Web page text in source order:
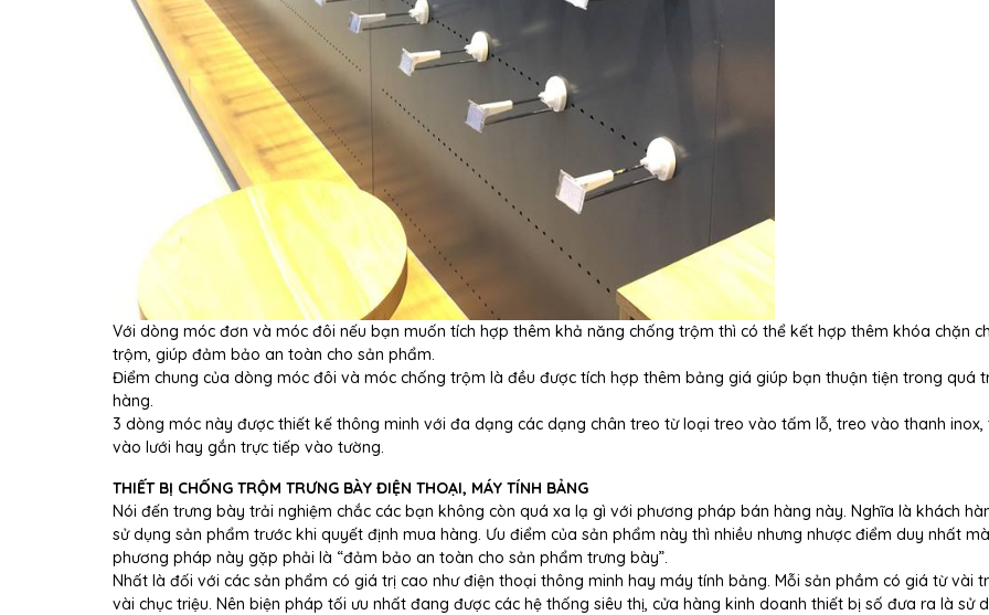
Với dòng móc đơn và móc đôi nếu bạn muốn tích hợp thêm khả năng chống trộm thì có thể kết hợp thêm khóa chặn
trộm, giúp đảm bảo an toàn cho sản phẩm.
Điểm chung của dòng móc đôi và móc chống trộm là đều được tích hợp thêm bảng giá giúp bạn thuận tiện trong quá
hàng.
3 dòng móc này được thiết kế thông minh với đa dạng các dạng chân treo từ loại treo vào tấm lỗ, treo vào thanh inox,
vào lưới hay gắn trực tiếp vào tường.
THIẾT BỊ CHỐNG TRỘM TRƯNG BÀY ĐIỆN THOẠI, MÁY TÍNH BẢNG
Nói đến trưng bày trải nghiệm chắc các bạn không còn quá xa lạ gì với phương pháp bán hàng này. Nghĩa là khách
sử dụng sản phẩm trước khi quyết định mua hàng. Ưu điểm của sản phẩm này thì nhiều nhưng nhược điểm duy nhất mà
phương pháp này gặp phải là “đảm bảo an toàn cho sản phẩm trưng bày”.
Nhất là đối với các sản phẩm có giá trị cao như điện thoại thông minh hay máy tính bảng. Mỗi sản phầm có giá từ vài
vài chục triệu. Nên biện pháp tối ưu nhất đang được các hệ thống siêu thị, cửa hàng kinh doanh thiết bị số đưa ra là sử